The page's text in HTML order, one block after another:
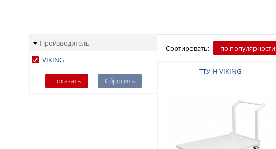
Производитель
VIKING
Сортировать: по популярности
ТТУ-Н VIKING